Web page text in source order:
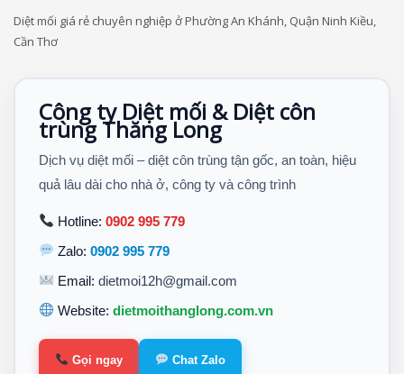
Diệt mối giá rẻ chuyên nghiệp ở Phường An Khánh, Quận Ninh Kiều,
Cần Thơ
Công ty Diệt mối & Diệt côn
trùng Thăng Long
Dịch vụ diệt mối – diệt côn trùng tận gốc, an toàn, hiệu
quả lâu dài cho nhà ở, công ty và công trình
Hotline:0902 995 779
Zalo:0902 995 779
Email:dietmoi12h@gmail.com
Website:dietmoithanglong.com.vn
Gọi ngay Chat Zalo